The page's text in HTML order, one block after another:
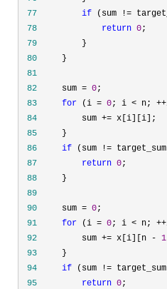
77
if (sum !=
78
return 0
79
80
81
82
     sum =
0
83
for (i = 0; i < n; ++
84
         sum +=
85
86
if (sum !=
87
return 0
88
89
90
     sum =
0
91
for (i = 0; i < n; ++
92
         sum += x[i][n -
1
93
94
if (sum !=
95
return 0